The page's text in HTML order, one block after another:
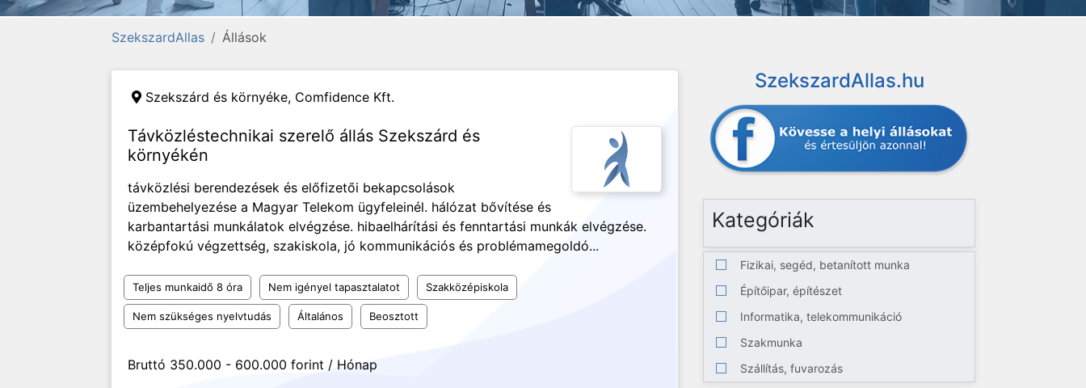
SzekszardAllas Állások
Szekszárd és környéke, Comfidence Kft.
Távközléstechnikai szerelő állás Szekszárd és
környékén
távközlési berendezések és előfizetői bekapcsolások
üzembehelyezése a Magyar Telekom ügyfeleinél. hálózat bővítése és
karbantartási munkálatok elvégzése. hibaelhárítási és fenntartási munkák elvégzése.
középfokú végzettség, szakiskola, jó kommunikációs és problémamegoldó...
Teljes munkaidő 8 óra Nem igényel tapasztalatot Szakközépiskola
Nem szükséges nyelvtudás Általános Beosztott
Bruttó 350.000 - 600.000 forint / Hónap
SzekszardAllas.hu
Kategóriák
Fizikai, segéd, betanított munka
Építőipar, építészet
Informatika, telekommunikáció
Szakmunka
Szállítás, fuvarozás